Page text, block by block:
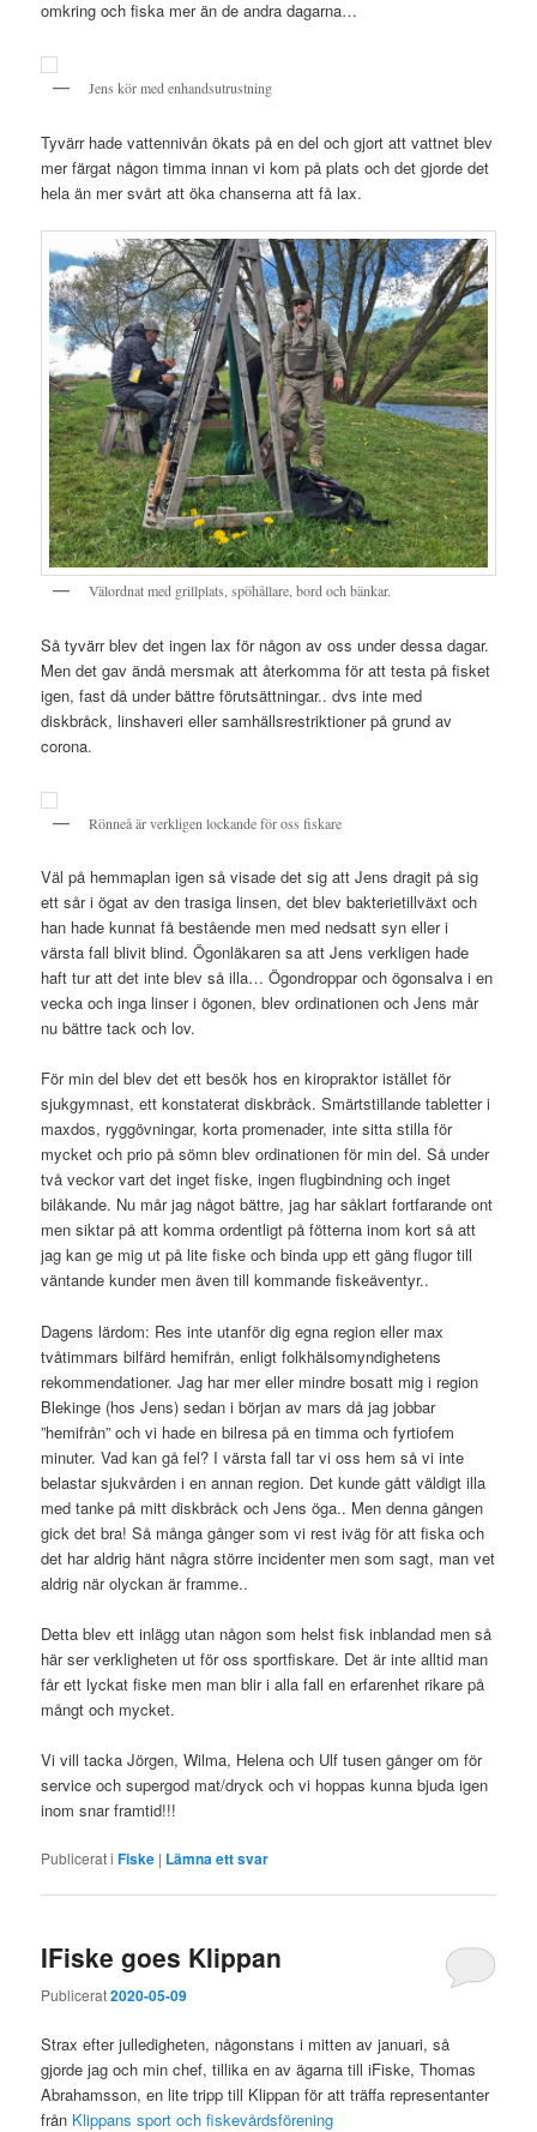
omkring och fiska mer än de andra dagarna…
Jens kör med enhandsutrustning
Tyvärr hade vattennivån ökats på en del och gjort att vattnet blev
mer färgat någon timma innan vi kom på plats och det gjorde det
hela än mer svårt att öka chanserna att få lax.
Välordnat med grillplats, spöhållare, bord och bänkar.
Så tyvärr blev det ingen lax för någon av oss under dessa dagar.
Men det gav ändå mersmak att återkomma för att testa på fisket
igen, fast då under bättre förutsättningar.. dvs inte med
diskbråck, linshaveri eller samhällsrestriktioner på grund av
corona.
Rönneå är verkligen lockande för oss fiskare
Väl på hemmaplan igen så visade det sig att Jens dragit på sig
ett sår i ögat av den trasiga linsen, det blev bakterietillväxt och
han hade kunnat få bestående men med nedsatt syn eller i
värsta fall blivit blind. Ögonläkaren sa att Jens verkligen hade
haft tur att det inte blev så illa… Ögondroppar och ögonsalva i en
vecka och inga linser i ögonen, blev ordinationen och Jens mår
nu bättre tack och lov.
För min del blev det ett besök hos en kiropraktor istället för
sjukgymnast, ett konstaterat diskbråck. Smärtstillande tabletter i
maxdos, ryggövningar, korta promenader, inte sitta stilla för
mycket och prio på sömn blev ordinationen för min del. Så under
två veckor vart det inget fiske, ingen flugbindning och inget
bilåkande. Nu mår jag något bättre, jag har såklart fortfarande ont
men siktar på att komma ordentligt på fötterna inom kort så att
jag kan ge mig ut på lite fiske och binda upp ett gäng flugor till
väntande kunder men även till kommande fiskeäventyr..
Dagens lärdom: Res inte utanför dig egna region eller max
tvåtimmars bilfärd hemifrån, enligt folkhälsomyndighetens
rekommendationer. Jag har mer eller mindre bosatt mig i region
Blekinge (hos Jens) sedan i början av mars då jag jobbar
”hemifrån” och vi hade en bilresa på en timma och fyrtiofem
minuter. Vad kan gå fel? I värsta fall tar vi oss hem så vi inte
belastar sjukvården i en annan region. Det kunde gått väldigt illa
med tanke på mitt diskbråck och Jens öga.. Men denna gången
gick det bra! Så många gånger som vi rest iväg för att fiska och
det har aldrig hänt några större incidenter men som sagt, man vet
aldrig när olyckan är framme..
Detta blev ett inlägg utan någon som helst fisk inblandad men så
här ser verkligheten ut för oss sportfiskare. Det är inte alltid man
får ett lyckat fiske men man blir i alla fall en erfarenhet rikare på
mångt och mycket.
Vi vill tacka Jörgen, Wilma, Helena och Ulf tusen gånger om för
service och supergod mat/dryck och vi hoppas kunna bjuda igen
inom snar framtid!!!
Publicerat i Fiske | Lämna ett svar
IFiske goes Klippan
Publicerat2020-05-09
Strax efter julledigheten, någonstans i mitten av januari, så
gjorde jag och min chef, tillika en av ägarna till iFiske, Thomas
Abrahamsson, en lite tripp till Klippan för att träffa representanter
från Klippans sport och fiskevårdsförening